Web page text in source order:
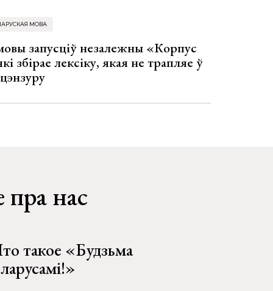
МОВА
запусціў незалежны «Корпус
збірае лексіку, якая не трапляе ў
нас
такое «Будзьма